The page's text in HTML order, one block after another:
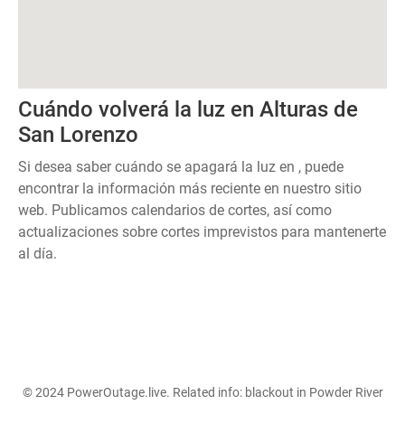
Cuándo volverá la luz en Alturas de
San Lorenzo
Si desea saber cuándo se apagará la luz en , puede
encontrar la información más reciente en nuestro sitio
web. Publicamos calendarios de cortes, así como
actualizaciones sobre cortes imprevistos para mantenerte
al día.
© 2024 PowerOutage.live. Related info: blackout in Powder River